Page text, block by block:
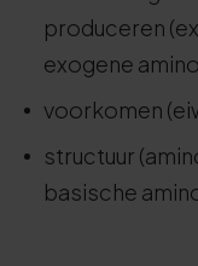
produceren
exogene
voorkomen
structuur
basische